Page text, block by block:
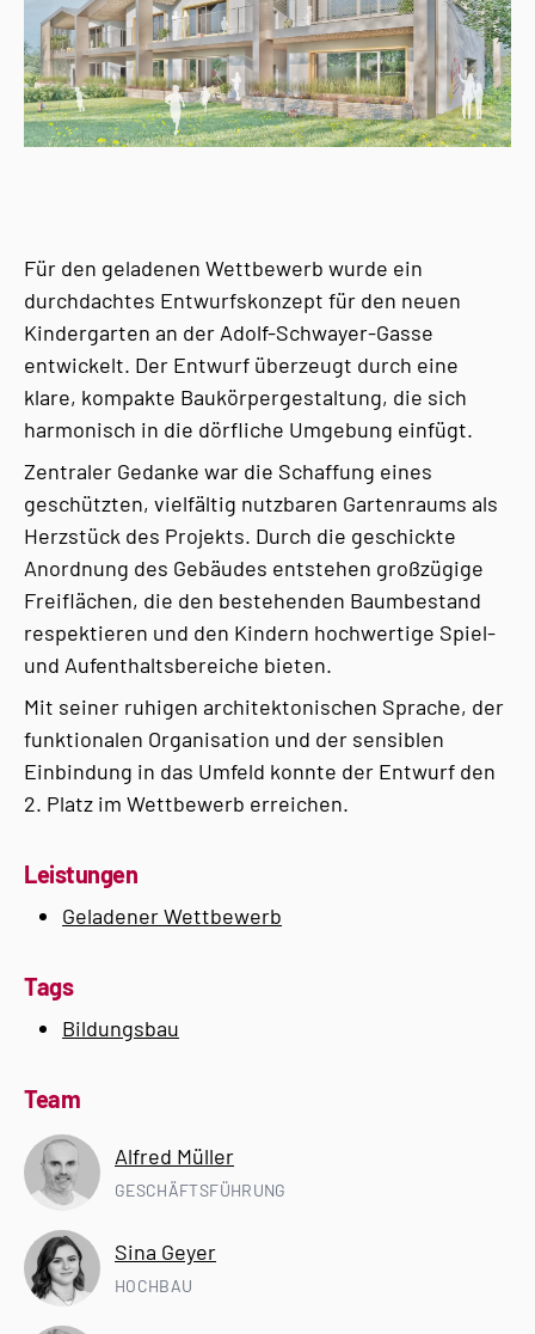
Für den geladenen Wettbewerb wurde ein
durchdachtes Entwurfskonzept für den neuen
Kindergarten an der Adolf-Schwayer-Gasse
entwickelt. Der Entwurf überzeugt durch eine
klare, kompakte Baukörpergestaltung, die sich
harmonisch in die dörfliche Umgebung einfügt.
Zentraler Gedanke war die Schaffung eines
geschützten, vielfältig nutzbaren Gartenraums als
Herzstück des Projekts. Durch die geschickte
Anordnung des Gebäudes entstehen großzügige
Freiflächen, die den bestehenden Baumbestand
respektieren und den Kindern hochwertige Spiel-
und Aufenthaltsbereiche bieten.
Mit seiner ruhigen architektonischen Sprache, der
funktionalen Organisation und der sensiblen
Einbindung in das Umfeld konnte der Entwurf den
2. Platz im Wettbewerb erreichen.
Leistungen
Geladener Wettbewerb
Tags
Bildungsbau
Team
Alfred Müller
GESCHÄFTSFÜHRUNG
Sina Geyer
HOCHBAU